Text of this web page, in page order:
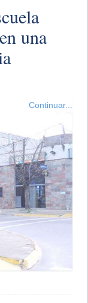
una
Continuar...